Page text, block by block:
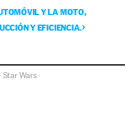
Y LA MOTO,
Y EFICIENCIA.
Star Wars·